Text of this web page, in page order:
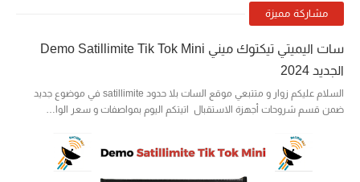
مشاركة مميزة
سات اليميتي تيكتوك ميني Demo Satillimite Tik Tok Mini
الجديد 2024
السلام عليكم زوار و متتبعي موقع السات بلا حدود satillimite في موضوع جديد
ضمن قسم شروحات أجهزة الاستقبال اتيتكم اليوم بمواصفات و سعر الوا…